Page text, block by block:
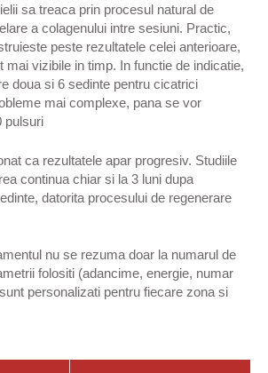
sa treaca prin procesul natural de
a colagenului intre sesiuni. Practic,
peste rezultatele celei anterioare,
mai vizibile in timp. In functie de indicatie,
doua si 6 sedinte pentru cicatrici
mai complexe, pana se vor
pulsuri
ca rezultatele apar progresiv. Studiile
continua chiar si la 3 luni dupa
datorita procesului de regenerare
nu se rezuma doar la numarul de
folositi (adancime, energie, numar
personalizati pentru fiecare zona si